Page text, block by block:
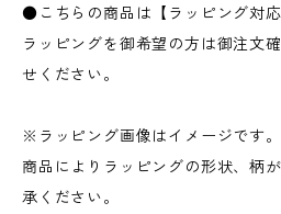
●こちらの商品は【ラッピング対応
ラッピングを御希望の方は御注文
せください。
※ラッピング画像はイメージです。
商品によりラッピングの形状、柄
承ください。